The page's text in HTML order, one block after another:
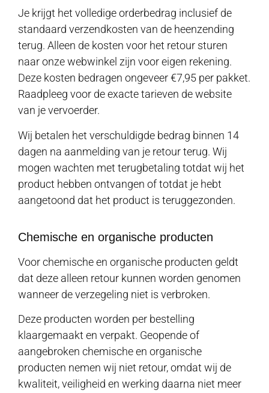
Je krijgt het volledige orderbedrag inclusief de
standaard verzendkosten van de heenzending
terug. Alleen de kosten voor het retour sturen
naar onze webwinkel zijn voor eigen rekening.
Deze kosten bedragen ongeveer €7,95 per pakket.
Raadpleeg voor de exacte tarieven de website
van je vervoerder.
Wij betalen het verschuldigde bedrag binnen 14
dagen na aanmelding van je retour terug. Wij
mogen wachten met terugbetaling totdat wij het
product hebben ontvangen of totdat je hebt
aangetoond dat het product is teruggezonden.
Chemische en organische producten
Voor chemische en organische producten geldt
dat deze alleen retour kunnen worden genomen
wanneer de verzegeling niet is verbroken.
Deze producten worden per bestelling
klaargemaakt en verpakt. Geopende of
aangebroken chemische en organische
producten nemen wij niet retour, omdat wij de
kwaliteit, veiligheid en werking daarna niet meer